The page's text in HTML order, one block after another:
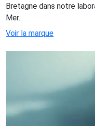
Bretagne dans notre
Mer.
Voir la marque